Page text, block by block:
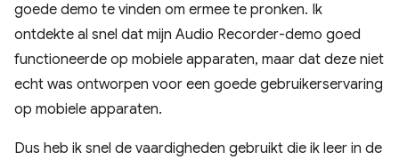
goede demo te vinden om ermee te pronken. Ik
ontdekte al snel dat mijn Audio Recorder-demo goed
functioneerde op mobiele apparaten, maar dat deze niet
echt was ontworpen voor een goede gebruikerservaring
op mobiele apparaten.
Dus heb ik snel de vaardigheden gebruikt die ik leer in de